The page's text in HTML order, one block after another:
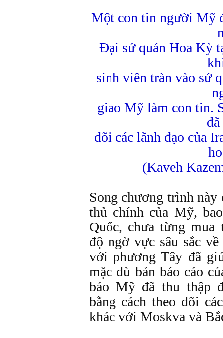
Một con tin người Mỹ
Đại sứ quán Hoa Kỳ
sinh viên tràn vào sứ
giao Mỹ làm con tin.
dõi các lãnh đạo của
(Kaveh
Song chương trình
thủ chính của Mỹ,
Quốc, chưa từng
độ ngờ vực sâu sắc
với phương Tây đã
mặc dù bản báo cáo
báo Mỹ đã thu thập
bằng cách theo dõi
khác với Moskva và